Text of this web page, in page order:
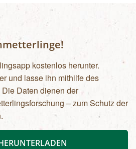
kostenlos herunter.
und lasse ihn mithilfe des
Daten dienen der
– zum Schutz der